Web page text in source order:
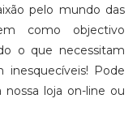
pelo mundo das
como objectivo
o que necessitam
inesquecíveis! Pode
loja on-line ou